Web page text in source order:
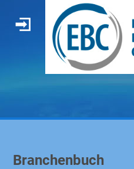
Branchenbuch